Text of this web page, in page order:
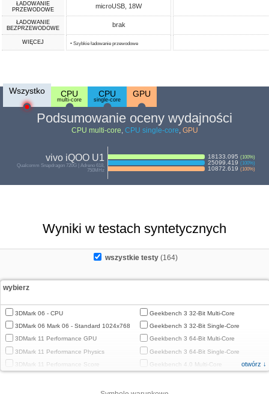
ŁADOWANIE
PRZEWODOWE
microUSB, 18W
ŁADOWANIE
BEZPRZEWODOWE
brak
WIĘCEJ • Szybkie ładowanie przewodowe
Wszystko CPU
multi-core
CPU
single-core
GPU
Podsumowanie oceny wydajności
CPU multi-core, CPU single-core, GPU
vivo iQOO U1
Qualcomm Snapdragon 720G | Adreno 618,
750MHz
18133.095 (100%)
25099.419 (100%)
10872.619 (100%)
Wyniki w testach syntetycznych
wszystkie testy (164)
wybierz
3DMark 06 - CPU
3DMark 06 Mark 06 - Standard 1024x768
3DMark 11 Performance GPU
3DMark 11 Performance Physics
3DMark 11 Performance Score
Geekbench 3 32-Bit Multi-Core
Geekbench 3 32-Bit Single-Core
Geekbench 3 64-Bit Multi-Core
Geekbench 3 64-Bit Single-Core
Geekbench 4.0 Multi-Core
Geekbench 4.4 Multi-Core
otwórz ↓